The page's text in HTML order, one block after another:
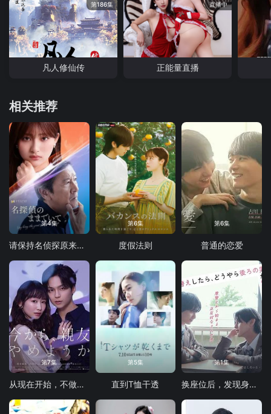
第186集
凡人修仙传
直播中
正能量直播
相关推荐
第4集
请保持名侦探原来的样子
第6集
度假法则
第6集
普通的恋爱
第7集
从现在开始，不做朋友了吧
第5集
直到T恤干透
第1集
换座位后，发现身后的男生好像喜欢我